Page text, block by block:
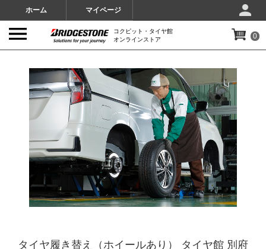
ホーム マイページ
コクピット・タイヤ館
オンラインストア
0
タイヤ履き替え（ホイールあり） タイヤ館 別府